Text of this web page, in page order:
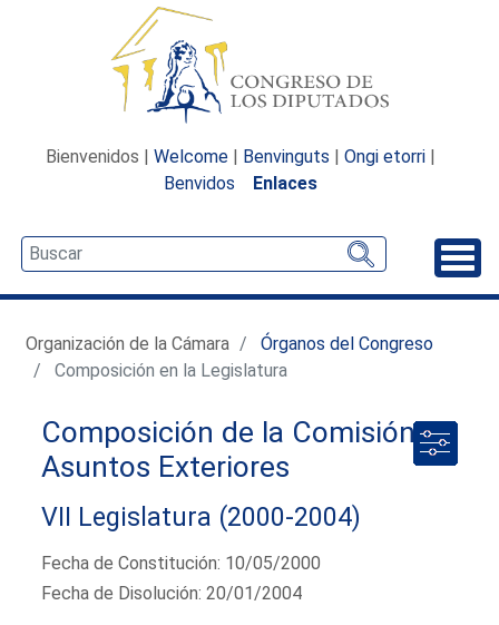
Bienvenidos | Welcome | Benvinguts | Ongi etorri |
Benvidos
Enlaces
Organización de la Cámara
Órganos del Congreso
Composición en la Legislatura
Composición de la Comisión de
Asuntos Exteriores
VII Legislatura (2000-2004)
Fecha de Constitución: 10/05/2000
Fecha de Disolución: 20/01/2004